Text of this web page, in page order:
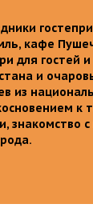
кафе
для гостей
и
из
к
знакомство